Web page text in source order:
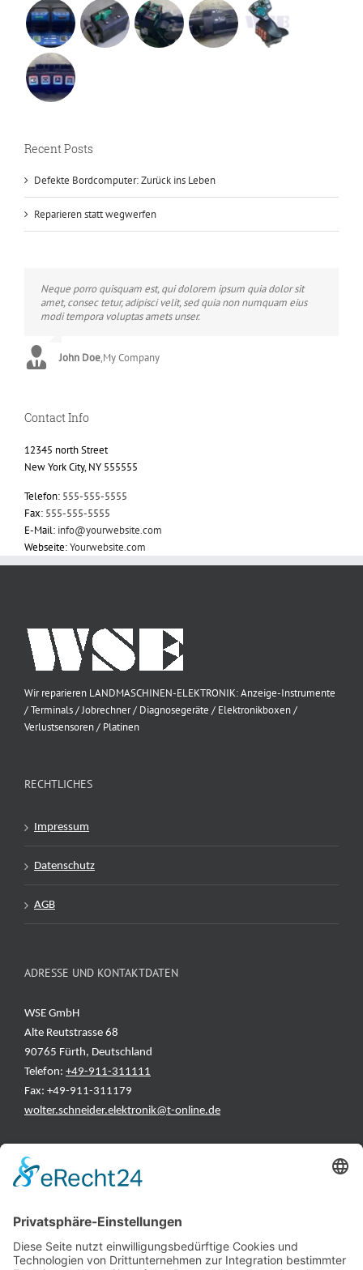
Recent Posts
Defekte Bordcomputer: Zurück ins Leben
Reparieren statt wegwerfen
Neque porro quisquam est, qui dolorem ipsum quia dolor sit
amet, consec tetur, adipisci velit, sed quia non numquam eius
modi tempora voluptas amets unser.
John Doe,My Company
Aliquam erat volutpat. Quisque at est id ligula facilisis laoreet
eget pulvinar nibh. Suspendisse at ultrices dui. Curabitur ac felis
arcu sadips ipsums fugiats nemis.
Luke Beck,Theme Fusion
Contact Info
12345 north Street
New York City, NY 555555
Telefon: 555-555-5555
Fax: 555-555-5555
E-Mail: info@yourwebsite.com
Webseite:Yourwebsite.com
Wir reparieren LANDMASCHINEN-ELEKTRONIK: Anzeige-Instrumente
/ Terminals / Jobrechner / Diagnosegeräte / Elektronikboxen /
Verlustsensoren / Platinen
RECHTLICHES
Impressum
Datenschutz
AGB
ADRESSE UND KONTAKTDATEN
WSE GmbH
Alte Reutstrasse 68
90765 Fürth, Deutschland
Telefon: +49-911-311111
Fax: +49-911-311179
wolter.schneider.elektronik@t-online.de
INFORMATIONEN
Hersteller